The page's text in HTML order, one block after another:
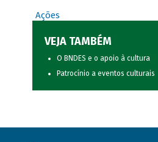
Ações
VEJA TAMBÉM
O BNDES e o apoio à cultura
Patrocínio a eventos culturais